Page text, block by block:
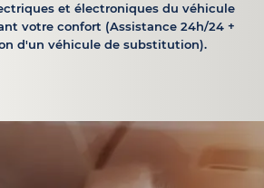
et électroniques du véhicule
votre confort (Assistance 24h/24 +
d'un véhicule de substitution).